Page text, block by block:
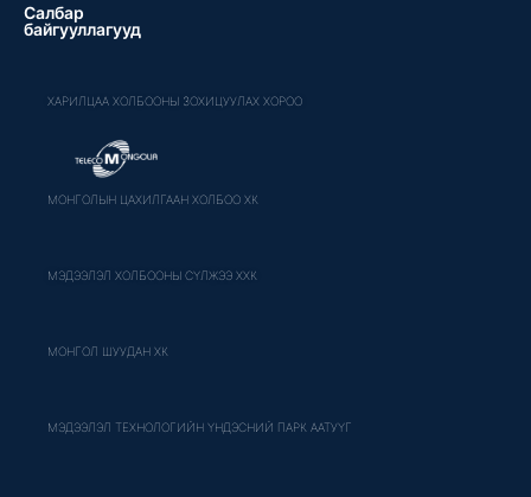
Салбар
байгууллагууд
ХАРИЛЦАА ХОЛБООНЫ ЗОХИЦУУЛАХ ХОРОО
МОНГОЛЫН ЦАХИЛГААН ХОЛБОО ХК
МЭДЭЭЛЭЛ ХОЛБООНЫ СҮЛЖЭЭ ХХК
МОНГОЛ ШУУДАН ХК
МЭДЭЭЛЭЛ ТЕХНОЛОГИЙН ҮНДЭСНИЙ ПАРК ААТУҮГ